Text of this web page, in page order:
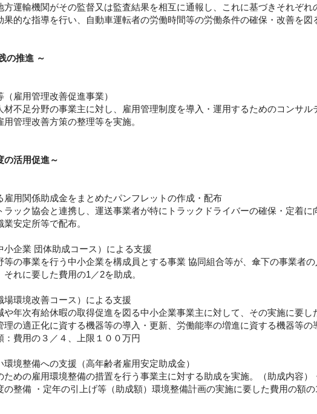
運輸機関がその監督又は監査結果を相互に通報し、これに基づきそれぞれ
的な指導を行い、自動車運転者の労働時間等の労働条件の確保・改善を図
の推進 ～
雇用管理改善促進事業）
材不足分野の事業主に対し、雇用管理制度を導入・運用するためのコンサ
管理改善方策の整理等を実施。
の活用促進～
用関係助成金をまとめたパンフレットの作成・配布
ラック協会と連携し、運送事業者が特にトラックドライバーの確保・定着
安定所等で配布。
企業 団体助成コース）による支援
等の事業を行う中小企業を構成員とする事業 協同組合等が、傘下の事業者
れに要した費用の1／2を助成。
環境改善コース）による支援
年次有給休暇の取得促進を図る中小企業事業主に対して、その実施に要し
理の適正化に資する機器等の導入・更新、労働能率の増進に資する機器等
費用の３／４、上限１００万円
境整備への支援（高年齢者雇用安定助成金）
ための雇用環境整備の措置を行う事業主に対する助成を実施。（助成内容
整備 ・定年の引上げ等（助成額）環境整備計画の実施に要した費用の額の